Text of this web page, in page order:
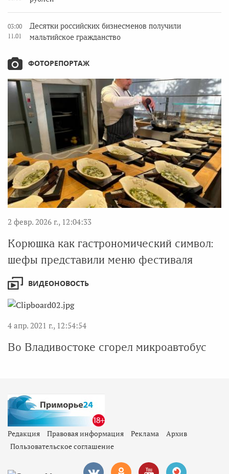
03:00
11.01
Десятки российских бизнесменов получили
мальтийское гражданство
ФОТОРЕПОРТАЖ
2 февр. 2026 г., 12:04:33
Корюшка как гастрономический символ:
шефы представили меню фестиваля
ВИДЕОНОВОСТЬ
4 апр. 2021 г., 12:54:54
Во Владивостоке сгорел микроавтобус
Редакция Правовая информация Реклама
Архив
Пользовательское соглашение